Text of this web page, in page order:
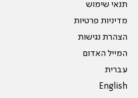
תנאי שימוש
מדיניות פרטיות
הצהרת נגישות
המייל האדום
עברית
English